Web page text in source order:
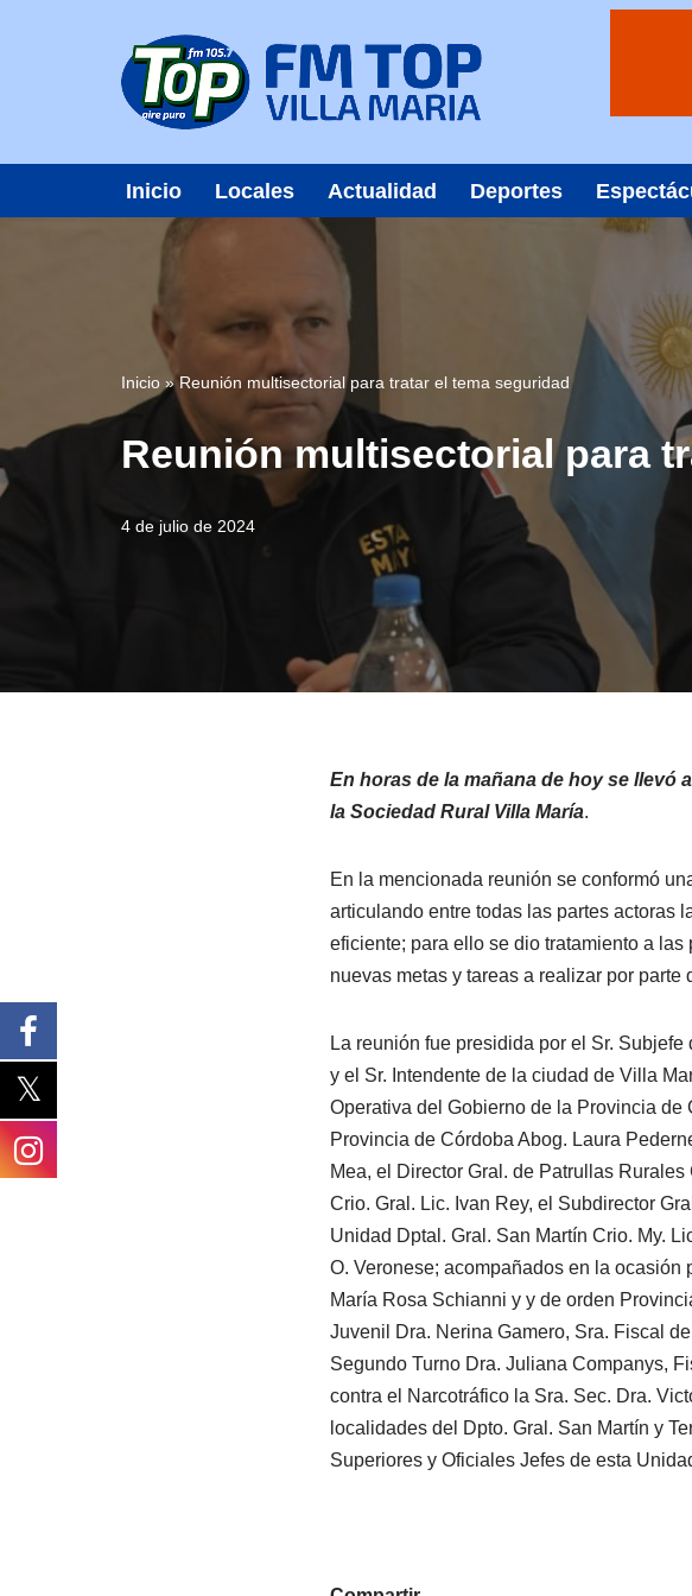
Inicio Locales Actualidad Deportes
Inicio »Reunión multisectorial para tratar el tema seguridad
Reunión multisectorial para
4 de julio de 2024
En horas de la mañana de hoy se llevó
la Sociedad Rural Villa María.
En la mencionada reunión se conformó
articulando entre todas las partes actoras
eficiente; para ello se dio tratamiento a
nuevas metas y tareas a realizar por parte
La reunión fue presidida por el Sr.
y el Sr. Intendente de la ciudad de Villa
Operativa del Gobierno de la Provincia de
Provincia de Córdoba Abog. Laura
Mea, el Director Gral. de Patrullas
Crio. Gral. Lic. Ivan Rey, el Subdirector
Unidad Dptal. Gral. San Martín Crio. My.
O. Veronese; acompañados en la
María Rosa Schianni y y de orden
Juvenil Dra. Nerina Gamero, Sra. Fiscal
Segundo Turno Dra. Juliana Companys,
contra el Narcotráfico la Sra. Sec. Dra.
localidades del Dpto. Gral. San Martín y
Superiores y Oficiales Jefes de esta